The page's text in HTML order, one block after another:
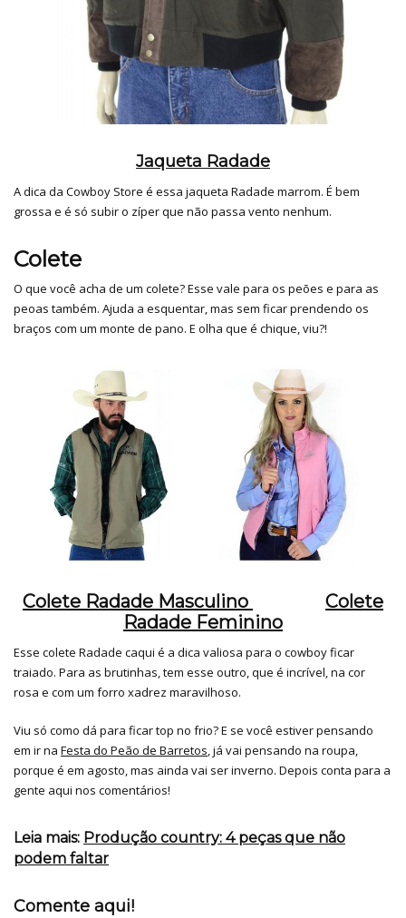
Jaqueta Radade
A dica da Cowboy Store é essa jaqueta Radade marrom. É bem
grossa e é só subir o zíper que não passa vento nenhum.
Colete
O que você acha de um colete? Esse vale para os peões e para as
peoas também. Ajuda a esquentar, mas sem ficar prendendo os
braços com um monte de pano. E olha que é chique, viu?!
Colete Radade Masculino
Colete
Radade Feminino
Esse colete Radade caqui é a dica valiosa para o cowboy ficar
traiado. Para as brutinhas, tem esse outro, que é incrível, na cor
rosa e com um forro xadrez maravilhoso.
Viu só como dá para ficar top no frio? E se você estiver pensando
em ir na Festa do Peão de Barretos, já vai pensando na roupa,
porque é em agosto, mas ainda vai ser inverno. Depois conta para a
gente aqui nos comentários!
Leia mais: Produção country: 4 peças que não
podem faltar
Comente aqui!